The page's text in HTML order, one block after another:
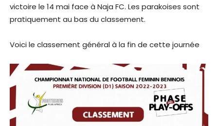
victoire le 14 mai face à Naja FC. Les parakoises sont
pratiquement au bas du classement.
Voici le classement général à la fin de cette journée